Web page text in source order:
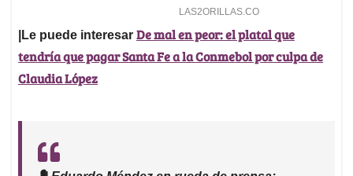
|Le puede interesar De mal en peor: el platal que
tendría que pagar Santa Fe a la Conmebol por culpa de
Claudia López
🎙️| Eduardo Méndez en rueda de prensa: